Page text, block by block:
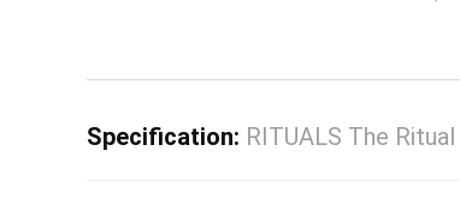
Specification: RITUALS The